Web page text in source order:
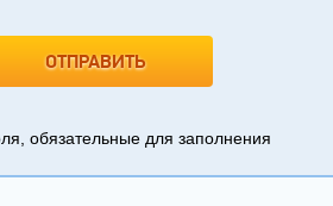
обязательные для заполнения